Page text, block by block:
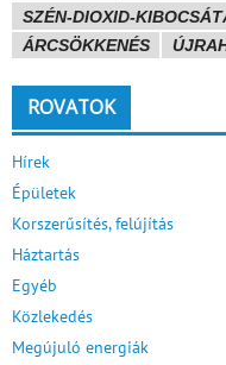
SZÉN-DIOXID-
ÁRCSÖKKENÉS
ROVATOK
Hírek
Épületek
Korszerűsítés, felújítás
Háztartás
Egyéb
Közlekedés
Megújuló energiák